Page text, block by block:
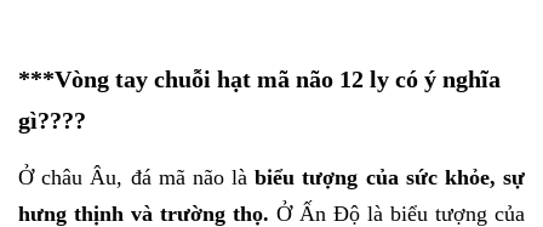
***Vòng tay chuỗi hạt mã não 12 ly có ý nghĩa
gì????
Ở châu Âu, đá mã não làbiểu tượng của sức khỏe, sự
hưng thịnh và trường thọ. Ở Ấn Độ là biểu tượng của